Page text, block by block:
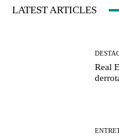
LATEST ARTICLES
Real